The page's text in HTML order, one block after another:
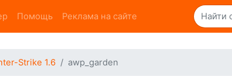
Помощь Реклама на сайте
Strike 1.6 awp_garden